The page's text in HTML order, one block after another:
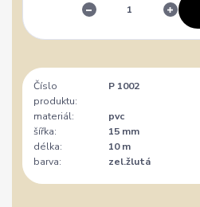
Číslo
produktu:
P 1002
materiál:
pvc
šířka:
15 mm
délka:
10 m
barva:
zel.žlutá